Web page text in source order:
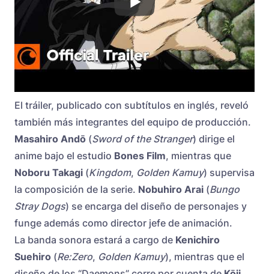
El tráiler, publicado con subtítulos en inglés, reveló
también más integrantes del equipo de producción.
Masahiro Andō (Sword of the Stranger) dirige el
anime bajo el estudio Bones Film, mientras que
Noboru Takagi (Kingdom, Golden Kamuy) supervisa
la composición de la serie. Nobuhiro Arai (Bungo
Stray Dogs) se encarga del diseño de personajes y
funge además como director jefe de animación.
La banda sonora estará a cargo de Kenichiro
Suehiro (Re:Zero, Golden Kamuy), mientras que el